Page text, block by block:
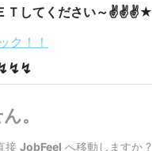
Ｔしてください～✌✌✌★
ク！！
↯↯↯